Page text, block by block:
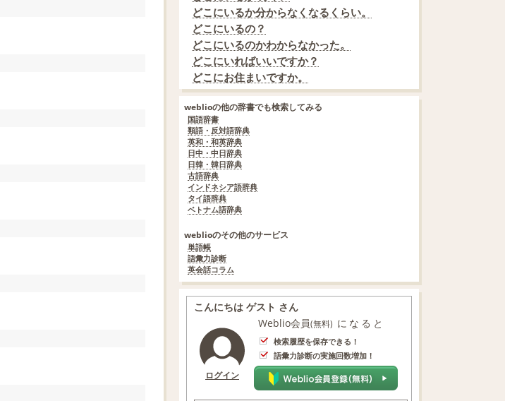
どこにいるか分からなくなるくらい。
どこにいるの？
どこにいるのかわからなかった。
どこにいればいいですか？
どこにお住まいですか。
weblioの他の辞書でも検索してみる
国語辞書
類語・反対語辞典
英和・和英辞典
日中・中日辞典
日韓・韓日辞典
古語辞典
インドネシア語辞典
タイ語辞典
ベトナム語辞典
weblioのその他のサービス
単語帳
語彙力診断
英会話コラム
こんにちは ゲスト さん
ログイン
Weblio会員(無料) になると
検索履歴を保存できる！
語彙力診断の実施回数増加！